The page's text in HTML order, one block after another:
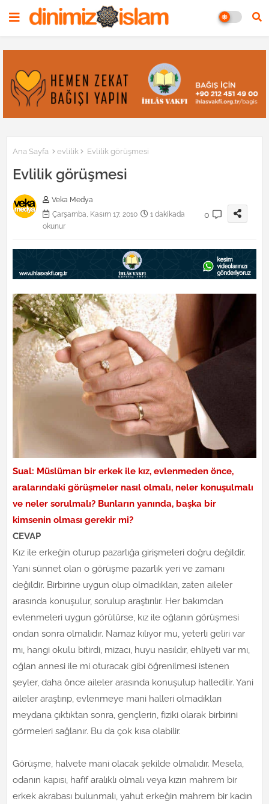
Ana Sayfa evlilik Evlilik görüşmesi
Evlilik görüşmesi
Veka Medya
Çarşamba, Kasım 17, 2010
1 dakikada
okunur
0
Sual: Müslüman bir erkek ile kız, evlenmeden önce,
aralarındaki görüşmeler nasıl olmalı, neler konuşulmalı
ve neler sorulmalı? Bunların yanında, başka bir
kimsenin olması gerekir mi?
CEVAP
Kız ile erkeğin oturup pazarlığa girişmeleri doğru değildir.
Yani sünnet olan o görüşme pazarlık yeri ve zamanı
değildir. Birbirine uygun olup olmadıkları, zaten aileler
arasında konuşulur, sorulup araştırılır. Her bakımdan
evlenmeleri uygun görülürse, kız ile oğlanın görüşmesi
ondan sonra olmalıdır. Namaz kılıyor mu, yeterli geliri var
mı, hangi okulu bitirdi, mizacı, huyu nasıldır, ehliyeti var mı,
oğlan annesi ile mi oturacak gibi öğrenilmesi istenen
şeyler, daha önce aileler arasında konuşulup halledilir. Yani
aileler araştırıp, evlenmeye mani halleri olmadıkları
meydana çıktıktan sonra, gençlerin, fiziki olarak birbirini
görmeleri sağlanır. Bu da çok kısa olabilir.
Görüşme, halvete mani olacak şekilde olmalıdır. Mesela,
odanın kapısı, hafif aralıklı olmalı veya kızın mahrem bir
erkek akrabası bulunmalı, yahut erkeğin mahrem bir kadın